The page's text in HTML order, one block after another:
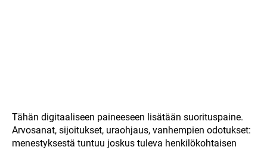
Tähän digitaaliseen paineeseen lisätään suorituspaine.
Arvosanat, sijoitukset, uraohjaus, vanhempien odotukset:
menestyksestä tuntuu joskus tuleva henkilökohtaisen